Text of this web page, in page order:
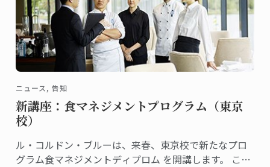
ニュース, 告知
新講座：食マネジメントプログラム（東京
校）
ル・コルドン・ブルーは、来春、東京校で新たなプロ
グラム食マネジメントディプロム を開講します。 この